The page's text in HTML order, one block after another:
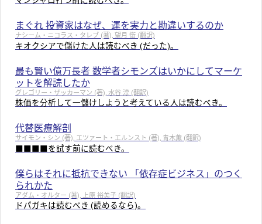
まぐれ 投資家はなぜ、運を実力と勘違いするのか
ナシーム・ニコラス・タレブ (著), 望月 衛 (翻訳)
キオクシアで儲けた人は読むべき (だった)。
最も賢い億万長者 数学者シモンズはいかにしてマーケ
ットを解読したか
グレゴリー・ザッカーマン (著), 水谷 淳 (翻訳)
株価を分析して一儲けしようと考えている人は読むべき。
代替医療解剖
サイモン・シン (著), エツァート・エルンスト (著), 青木薫 (翻訳)
■■■■を試す前に読むべき。
僕らはそれに抵抗できない 「依存症ビジネス」のつく
られかた
アダム・オルター (著), 上原 裕美子 (翻訳)
ドパガキは読むべき (読めるなら)。